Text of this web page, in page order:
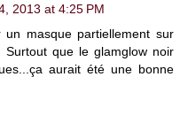
2013 at 4:25 PM
masque partiellement sur
que le glamglow noir
aurait été une bonne